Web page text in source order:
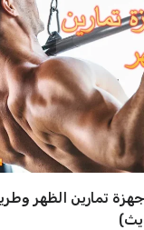
تمارين الظهر